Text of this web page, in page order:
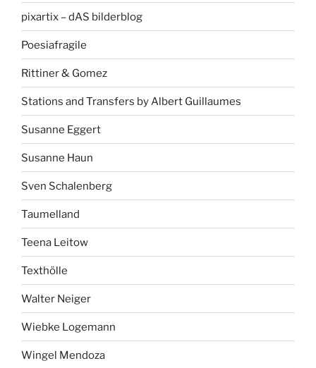
pixartix – dAS bilderblog
Poesiafragile
Rittiner & Gomez
Stations and Transfers by Albert Guillaumes
Susanne Eggert
Susanne Haun
Sven Schalenberg
Taumelland
Teena Leitow
Texthölle
Walter Neiger
Wiebke Logemann
Wingel Mendoza